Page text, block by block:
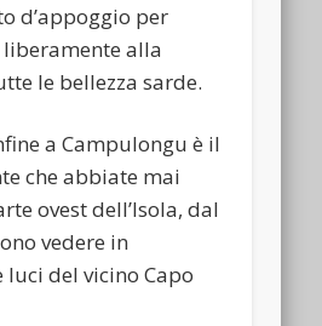
d’appoggio per
alla
le bellezza sarde.
a Campulongu è il
che abbiate mai
ovest dell’Isola, dal
vedere in
luci del vicino Capo